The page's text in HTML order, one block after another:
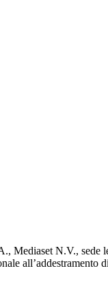
Mediaset N.V., sede
all’addestramento